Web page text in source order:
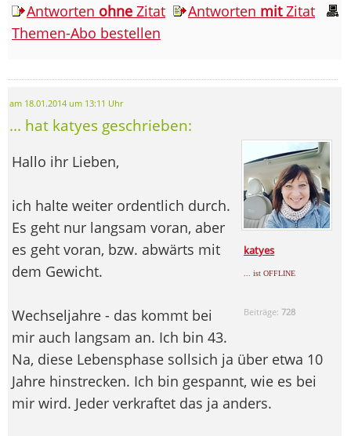
Antworten ohne Zitat Antworten mitZitat
Themen-Abo bestellen
am 18.01.2014 um 13:11 Uhr
... hat katyes geschrieben:
katyes
... ist OFFLINE
Beiträge:728
Hallo ihr Lieben,
ich halte weiter ordentlich durch.
Es geht nur langsam voran, aber
es geht voran, bzw. abwärts mit
dem Gewicht.
Wechseljahre - das kommt bei
mir auch langsam an. Ich bin 43.
Na, diese Lebensphase sollsich ja über etwa 10
Jahre hinstrecken. Ich bin gespannt, wie es bei
mir wird. Jeder verkraftet das ja anders.